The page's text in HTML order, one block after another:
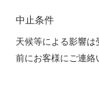
中止条件
天候等による影響
前にお客様にご連絡